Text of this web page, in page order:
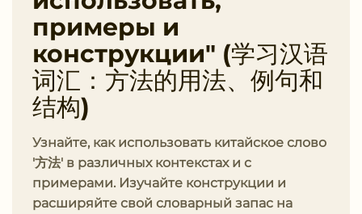
примеры и
конструкции" (学习汉语
词汇：方法的用法、例句和
结构)
Узнайте, как использовать китайское слово
'方法' в различных контекстах и с
примерами. Изучайте конструкции и
расширяйте свой словарный запас на